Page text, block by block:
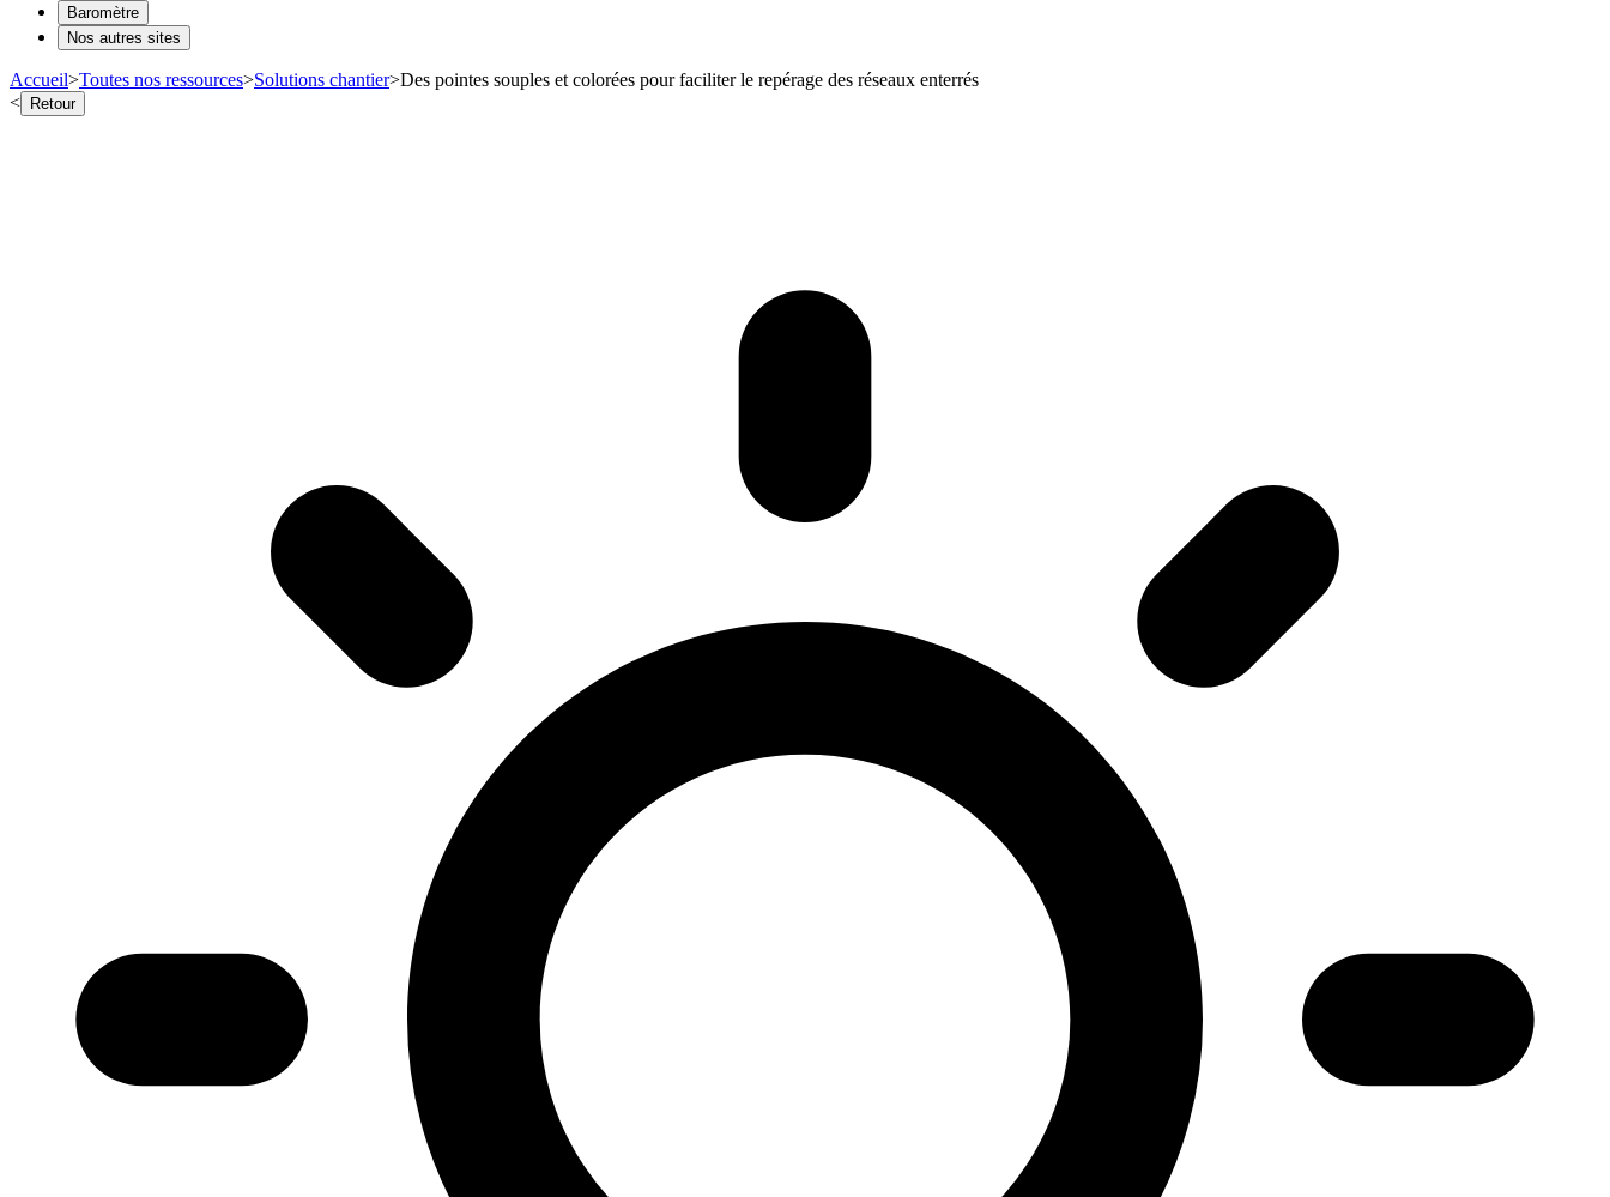
Baromètre
Nos autres sites
Accueil>Toutes nos ressources>Solutions chantier>Des pointes souples et colorées pour faciliter le repérage des réseaux enterrés
< Retour